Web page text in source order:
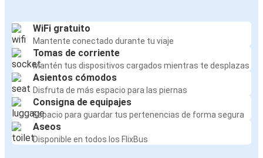
WiFi gratuito
Mantente conectado durante tu viaje
Tomas de corriente
Mantén tus dispositivos cargados mientras te desplazas
Asientos cómodos
Disfruta de más espacio para las piernas
Consigna de equipajes
Espacio para guardar tus pertenencias de forma segura
Aseos
Disponible en todos los FlixBus